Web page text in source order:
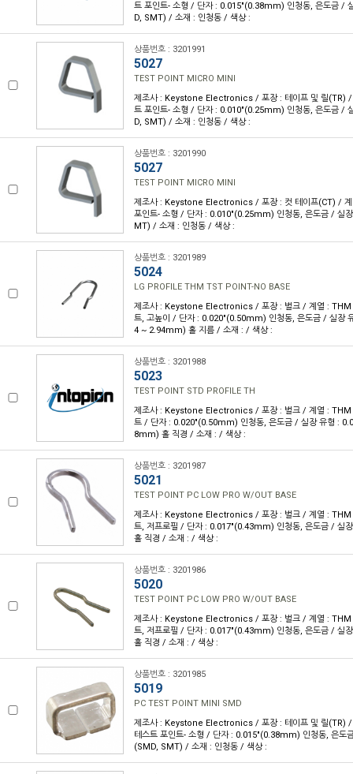
트 포인트- 소형 / 단자 : 0.015"(0.38mm) 인청동, 은도금 /
D, SMT) / 소재 : 인청동 / 색상 :
상품번호 : 3201991
5027
TEST POINT MICRO MINI
제조사 : Keystone Electronics / 포장 : 테이프 및 릴(TR) /
트 포인트- 소형 / 단자 : 0.010"(0.25mm) 인청동, 은도금 /
D, SMT) / 소재 : 인청동 / 색상 :
상품번호 : 3201990
5027
TEST POINT MICRO MINI
제조사 : Keystone Electronics / 포장 : 컷 테이프(CT) / 계
포인트- 소형 / 단자 : 0.010"(0.25mm) 인청동, 은도금 / 실
MT) / 소재 : 인청동 / 색상 :
상품번호 : 3201989
5024
LG PROFILE THM TST POINT-NO BASE
제조사 : Keystone Electronics / 포장 : 벌크 / 계열 : THM
트, 고높이 / 단자 : 0.020"(0.50mm) 인청동, 은도금 / 실장
4 ~ 2.94mm) 홀 지름 / 소재 : / 색상 :
상품번호 : 3201988
5023
TEST POINT STD PROFILE TH
제조사 : Keystone Electronics / 포장 : 벌크 / 계열 : THM
트 / 단자 : 0.020"(0.50mm) 인청동, 은도금 / 실장 유형 :
8mm) 홀 직경 / 소재 : / 색상 :
상품번호 : 3201987
5021
TEST POINT PC LOW PRO W/OUT BASE
제조사 : Keystone Electronics / 포장 : 벌크 / 계열 : THM
트, 저프로필 / 단자 : 0.017"(0.43mm) 인청동, 은도금 / 실
홀 직경 / 소재 : / 색상 :
상품번호 : 3201986
5020
TEST POINT PC LOW PRO W/OUT BASE
제조사 : Keystone Electronics / 포장 : 벌크 / 계열 : THM
트, 저프로필 / 단자 : 0.017"(0.43mm) 인청동, 은도금 / 실
홀 직경 / 소재 : / 색상 :
상품번호 : 3201985
5019
PC TEST POINT MINI SMD
제조사 : Keystone Electronics / 포장 : 테이프 및 릴(TR)
테스트 포인트- 소형 / 단자 : 0.015"(0.38mm) 인청동, 은도
(SMD, SMT) / 소재 : 인청동 / 색상 :